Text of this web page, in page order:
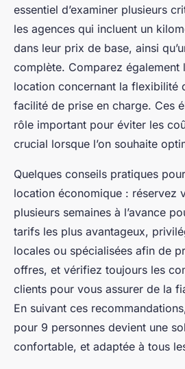
essentiel d’examiner plusieurs
les agences qui incluent un
dans leur prix de base, ainsi
complète. Comparez également
location concernant la flexibilité
facilité de prise en charge. Ces
rôle important pour éviter les
crucial lorsque l’on souhaite
Quelques conseils pratiques
location économique : réservez
plusieurs semaines à l’avance
tarifs les plus avantageux,
locales ou spécialisées afin de
offres, et vérifiez toujours les
clients pour vous assurer de la
En suivant ces
pour 9 personnes devient une
confortable, et adaptée à tous